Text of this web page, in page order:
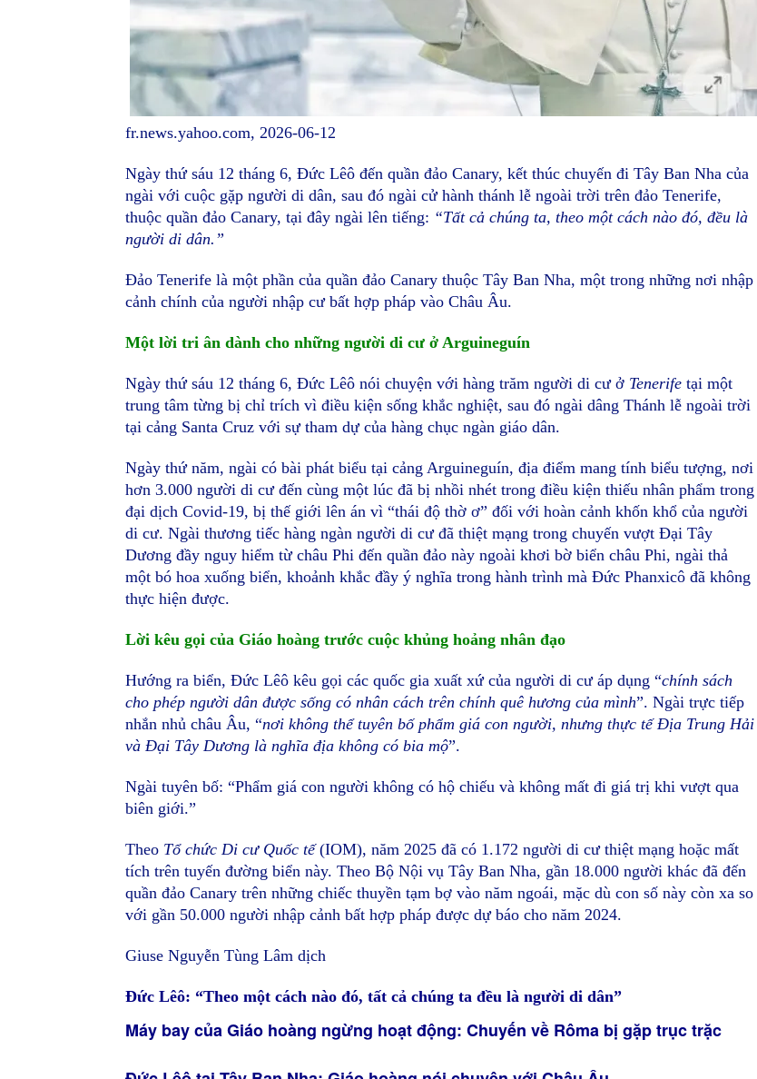
fr.news.yahoo.com, 2026-06-12
Ngày thứ sáu 12 tháng 6, Đức Lêô đến quần đảo Canary, kết thúc chuyến đi Tây Ban Nha của
ngài với cuộc gặp người di dân, sau đó ngài cử hành thánh lễ ngoài trời trên đảo Tenerife,
thuộc quần đảo Canary, tại đây ngài lên tiếng: “Tất cả chúng ta, theo một cách nào đó, đều là
người di dân.”
Đảo Tenerife là một phần của quần đảo Canary thuộc Tây Ban Nha, một trong những nơi nhập
cảnh chính của người nhập cư bất hợp pháp vào Châu Âu.
Một lời tri ân dành cho những người di cư ở Arguineguín
Ngày thứ sáu 12 tháng 6, Đức Lêô nói chuyện với hàng trăm người di cư ở Tenerife tại một
trung tâm từng bị chỉ trích vì điều kiện sống khắc nghiệt, sau đó ngài dâng Thánh lễ ngoài trời
tại cảng Santa Cruz với sự tham dự của hàng chục ngàn giáo dân.
Ngày thứ năm, ngài có bài phát biểu tại cảng Arguineguín, địa điểm mang tính biểu tượng, nơi
hơn 3.000 người di cư đến cùng một lúc đã bị nhồi nhét trong điều kiện thiếu nhân phẩm trong
đại dịch Covid-19, bị thế giới lên án vì “thái độ thờ ơ” đối với hoàn cảnh khốn khổ của người
di cư. Ngài thương tiếc hàng ngàn người di cư đã thiệt mạng trong chuyến vượt Đại Tây
Dương đầy nguy hiểm từ châu Phi đến quần đảo này ngoài khơi bờ biển châu Phi, ngài thả
một bó hoa xuống biển, khoảnh khắc đầy ý nghĩa trong hành trình mà Đức Phanxicô đã không
thực hiện được.
Lời kêu gọi của Giáo hoàng trước cuộc khủng hoảng nhân đạo
Hướng ra biển, Đức Lêô kêu gọi các quốc gia xuất xứ của người di cư áp dụng “chính sách
cho phép người dân được sống có nhân cách trên chính quê hương của mình”. Ngài trực tiếp
nhắn nhủ châu Âu, “nơi không thể tuyên bố phẩm giá con người, nhưng thực tế Địa Trung Hải
và Đại Tây Dương là nghĩa địa không có bia mộ”.
Ngài tuyên bố: “Phẩm giá con người không có hộ chiếu và không mất đi giá trị khi vượt qua
biên giới.”
Theo Tổ chức Di cư Quốc tế(IOM), năm 2025 đã có 1.172 người di cư thiệt mạng hoặc mất
tích trên tuyến đường biển này. Theo Bộ Nội vụ Tây Ban Nha, gần 18.000 người khác đã đến
quần đảo Canary trên những chiếc thuyền tạm bợ vào năm ngoái, mặc dù con số này còn xa so
với gần 50.000 người nhập cảnh bất hợp pháp được dự báo cho năm 2024.
Giuse Nguyễn Tùng Lâm dịch
Đức Lêô: “Theo một cách nào đó, tất cả chúng ta đều là người di dân”
Máy bay của Giáo hoàng ngừng hoạt động: Chuyến về Rôma bị gặp trục trặc